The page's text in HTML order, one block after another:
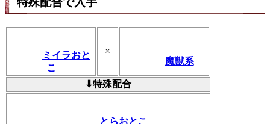
ミイラおと
こ
×
魔獣系
⬇特殊配合
とらおとこ